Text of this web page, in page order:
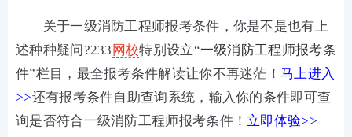
关于一级消防工程师报考条件，你是不是也有上
述种种疑问?233 网校特别设立“一级消防工程师报考条
件”栏目，最全报考条件解读让你不再迷茫！马上进入
>>还有报考条件自助查询系统，输入你的条件即可查
询是否符合一级消防工程师报考条件！ 立即体验>>